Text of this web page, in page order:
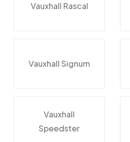
Vauxhall Rascal
Vauxhall Signum
Vauxhall
Speedster